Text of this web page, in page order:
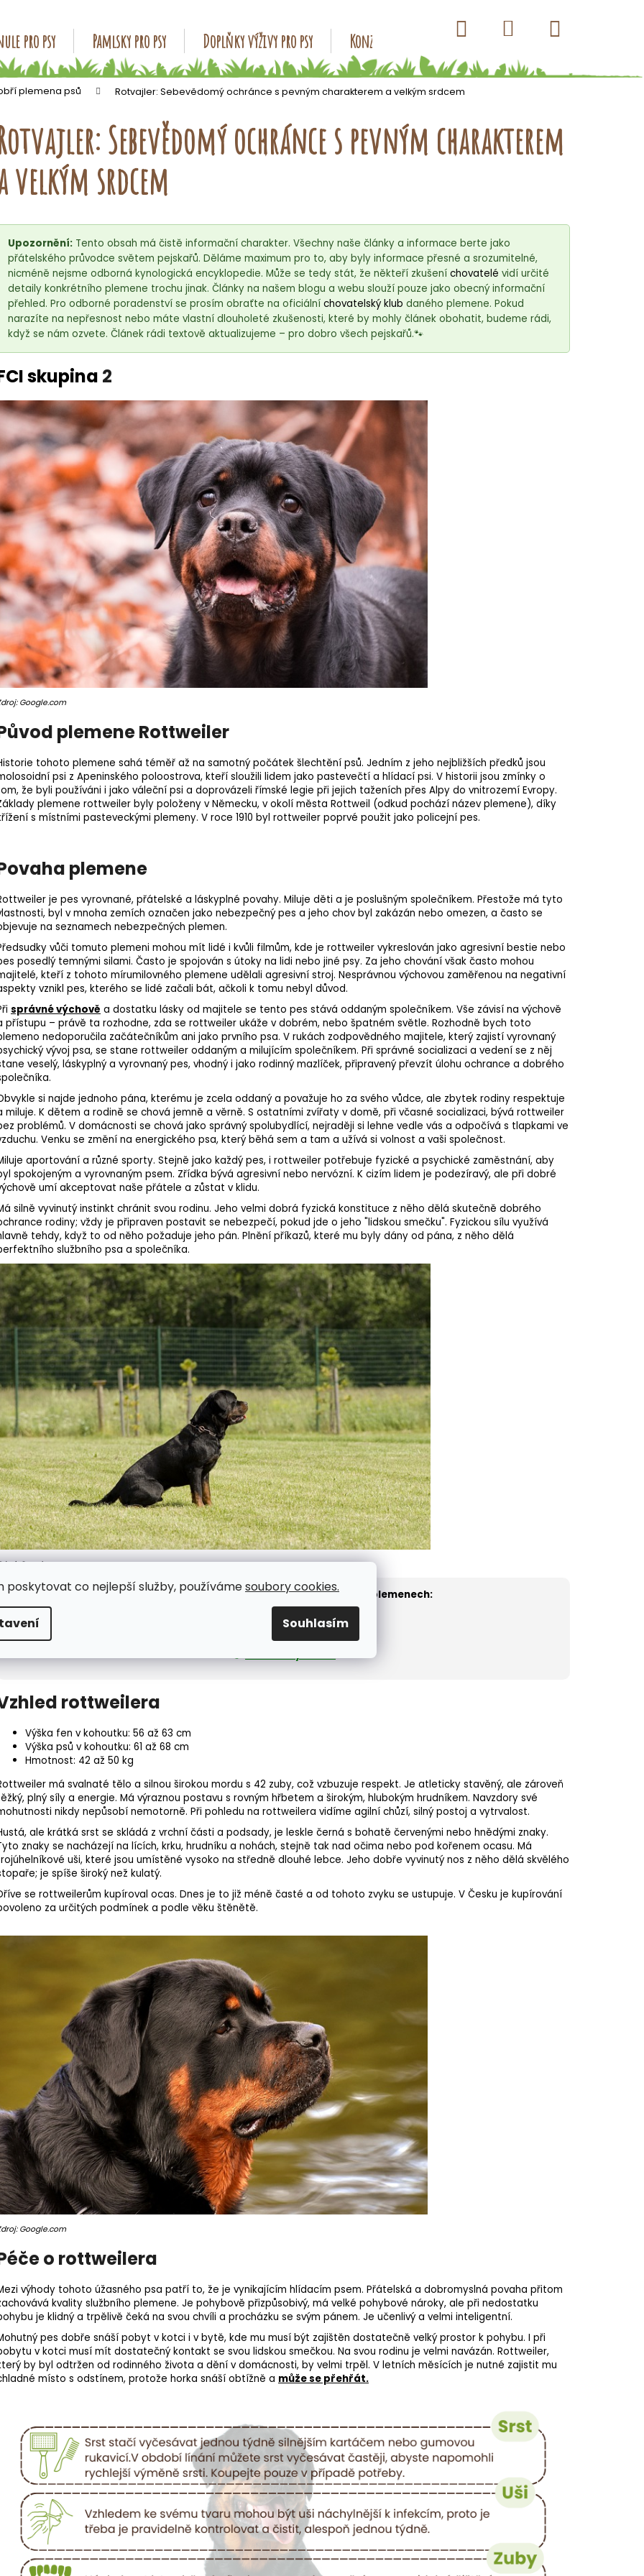
poskytovat co nejlepší služby, používámesoubory cookies.
Souhlasím
pro psy Pamlsky pro psy Doplňky výživy pro psy Konzervy pro psy Kapsičky pro psy
Hledat Přihlášení
košík
plemena psů Rotvajler: Sebevědomý ochránce s pevným charakterem a velkým srdcem
18kg (2x9kg)
Sebevědomý ochránce s pevným charakterem
velkým srdcem
Upozornění: Tento obsah má čistě informační charakter. Všechny naše články a informace berte jako
přátelského průvodce světem pejskařů. Děláme maximum pro to, aby byly informace přesné a srozumitelné,
nicméně nejsme odborná kynologická encyklopedie. Může se tedy stát, že někteří zkušení chovatelé vidí určité
detaily konkrétního plemene trochu jinak. Články na našem blogu a webu slouží pouze jako obecný informační
přehled. Pro odborné poradenství se prosím obraťte na oficiální chovatelský klub daného plemene. Pokud
narazíte na nepřesnost nebo máte vlastní dlouholeté zkušenosti, které by mohly článek obohatit, budeme rádi,
když se nám ozvete. Článek rádi textově aktualizujeme – pro dobro všech pejskařů.🐾
skupina 2
Google.com
plemene Rottweiler
tohoto plemene sahá téměř až na samotný počátek šlechtění psů. Jedním z jeho nejbližších předků jsou
psi z Apeninského poloostrova, kteří sloužili lidem jako pastevečtí a hlídací psi. V historii jsou zmínky o
že byli používáni i jako váleční psi a doprovázeli římské legie při jejich taženích přes Alpy do vnitrozemí Evropy.
plemene rottweiler byly položeny v Německu, v okolí města Rottweil (odkud pochází název plemene), díky
s místními pasteveckými plemeny. V roce 1910 byl rottweiler poprvé použit jako policejní pes.
plemene
je pes vyrovnané, přátelské a láskyplné povahy. Miluje děti a je poslušným společníkem. Přestože má tyto
byl v mnoha zemích označen jako nebezpečný pes a jeho chov byl zakázán nebo omezen, a často se
na seznamech nebezpečných plemen.
vůči tomuto plemeni mohou mít lidé i kvůli filmům, kde je rottweiler vykreslován jako agresivní bestie nebo
posedlý temnými silami. Často je spojován s útoky na lidi nebo jiné psy. Za jeho chování však často mohou
kteří z tohoto mírumilovného plemene udělali agresivní stroj. Nesprávnou výchovou zaměřenou na negativní
vznikl pes, kterého se lidé začali bát, ačkoli k tomu nebyl důvod.
správné výchově a dostatku lásky od majitele se tento pes stává oddaným společníkem. Vše závisí na výchově
přístupu – právě ta rozhodne, zda se rottweiler ukáže v dobrém, nebo špatném světle. Rozhodně bych toto
nedoporučila začátečníkům ani jako prvního psa. V rukách zodpovědného majitele, který zajistí vyrovnaný
vývoj psa, se stane rottweiler oddaným a milujícím společníkem. Při správné socializaci a vedení se z něj
veselý, láskyplný a vyrovnaný pes, vhodný i jako rodinný mazlíček, připravený převzít úlohu ochrance a dobrého
si najde jednoho pána, kterému je zcela oddaný a považuje ho za svého vůdce, ale zbytek rodiny respektuje
miluje. K dětem a rodině se chová jemně a věrně. S ostatními zvířaty v domě, při včasné socializaci, bývá rottweiler
problémů. V domácnosti se chová jako správný spolubydlící, nejraději si lehne vedle vás a odpočívá s tlapkami ve
Venku se změní na energického psa, který běhá sem a tam a užívá si volnost a vaši společnost.
aportování a různé sporty. Stejně jako každý pes, i rottweiler potřebuje fyzické a psychické zaměstnání, aby
spokojeným a vyrovnaným psem. Zřídka bývá agresivní nebo nervózní. K cizím lidem je podezíravý, ale při dobré
umí akceptovat naše přátele a zůstat v klidu.
silně vyvinutý instinkt chránit svou rodinu. Jeho velmi dobrá fyzická konstituce z něho dělá skutečně dobrého
rodiny; vždy je připraven postavit se nebezpečí, pokud jde o jeho "lidskou smečku". Fyzickou sílu využívá
tehdy, když to od něho požaduje jeho pán. Plnění příkazů, které mu byly dány od pána, z něho dělá
službního psa a společníka.
Google.com
📌 Už brzy se můžete těšit na články o těchto plemenech:
Portugalský ovčák
rottweilera
Výška fen v kohoutku: 56 až 63 cm
Výška psů v kohoutku: 61 až 68 cm
Hmotnost: 42 až 50 kg
má svalnaté tělo a silnou širokou mordu s 42 zuby, což vzbuzuje respekt. Je atleticky stavěný, ale zároveň
plný síly a energie. Má výraznou postavu s rovným hřbetem a širokým, hlubokým hrudníkem. Navzdory své
nikdy nepůsobí nemotorně. Při pohledu na rottweilera vidíme agilní chůzí, silný postoj a vytrvalost.
ale krátká srst se skládá z vrchní části a podsady, je leskle černá s bohatě červenými nebo hnědými znaky.
znaky se nacházejí na lících, krku, hrudníku a nohách, stejně tak nad očima nebo pod kořenem ocasu. Má
uši, které jsou umístěné vysoko na středně dlouhé lebce. Jeho dobře vyvinutý nos z něho dělá skvělého
je spíše široký než kulatý.
se rottweilerům kupíroval ocas. Dnes je to již méně časté a od tohoto zvyku se ustupuje. V Česku je kupírování
za určitých podmínek a podle věku štěnětě.
Google.com
o rottweilera
výhody tohoto úžasného psa patří to, že je vynikajícím hlídacím psem. Přátelská a dobromyslná povaha přitom
kvality službního plemene. Je pohybově přizpůsobivý, má velké pohybové nároky, ale při nedostatku
je klidný a trpělivě čeká na svou chvíli a procházku se svým pánem. Je učenlivý a velmi inteligentní.
pes dobře snáší pobyt v kotci i v bytě, kde mu musí být zajištěn dostatečně velký prostor k pohybu. I při
v kotci musí mít dostatečný kontakt se svou lidskou smečkou. Na svou rodinu je velmi navázán. Rottweiler,
by byl odtržen od rodinného života a dění v domácnosti, by velmi trpěl. V letních měsících je nutné zajistit mu
místo s odstínem, protože horka snáší obtížně a může se přehřát.
Co potřebujete najít?
HLEDAT
Doporučujeme